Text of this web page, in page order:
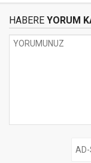
HABERE YORUM